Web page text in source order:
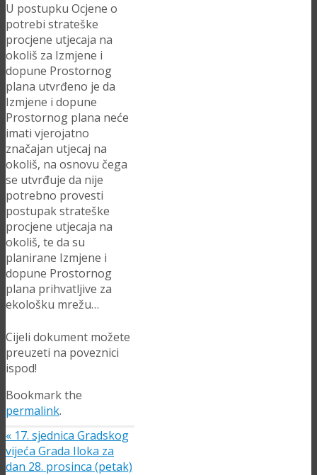
U postupku Ocjene o
potrebi strateške
procjene utjecaja na
okoliš za Izmjene i
dopune Prostornog
plana utvrđeno je da
Izmjene i dopune
Prostornog plana neće
imati vjerojatno
značajan utjecaj na
okoliš, na osnovu čega
se utvrđuje da nije
potrebno provesti
postupak strateške
procjene utjecaja na
okoliš, te da su
planirane Izmjene i
dopune Prostornog
plana prihvatljive za
ekološku mrežu…
Cijeli dokument možete
preuzeti na poveznici
ispod!
Bookmark the
permalink.
« 17. sjednica Gradskog
vijeća Grada Iloka za
dan 28. prosinca (petak)